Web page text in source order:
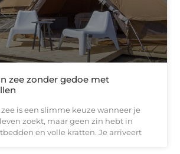
zee zonder gedoe met
is een slimme keuze wanneer je
zoekt, maar geen zin hebt in
en volle kratten. Je arriveert